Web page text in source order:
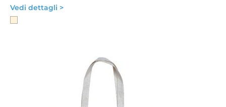
Vedi dettagli >